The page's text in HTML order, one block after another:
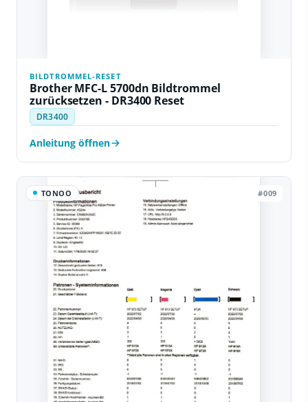
BILDTROMMEL-RESET
Brother MFC-L 5700dn Bildtrommel
zurücksetzen - DR3400 Reset
DR3400
Anleitung öffnen
TONOO #009